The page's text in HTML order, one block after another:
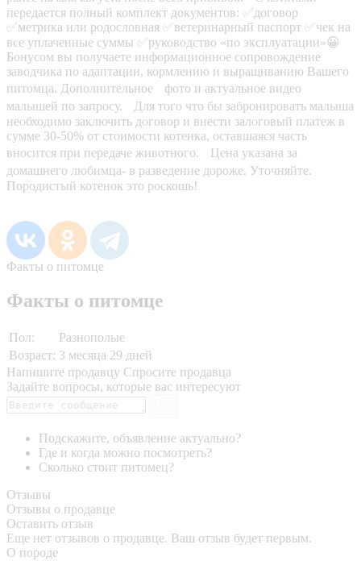
передается полный комплект документов: ✅договор
✅метрика или родословная ✅ветеринарный паспорт ✅чек на
все уплаченные суммы ✅руководство «по эксплуатации»😀
Бонусом вы получаете информационное сопровождение
заводчика по адаптации, кормлению и выращиванию Вашего
питомца. Дополнительное фото и актуальное видео
малышей по запросу. Для того что бы забронировать малыша
необходимо заключить договор и внести залоговый платеж в
сумме 30-50% от стоимости котенка, оставшаяся часть
вносится при передаче животного. Цена указана за
домашнего любимца- в разведение дороже. Уточняйте.
Породистый котенок это роскошь!
Факты о питомце
Факты о питомце
Пол:
Разнополые
Возраст: 3 месяца 29 дней
Напишите продавцу Спросите продавца
Задайте вопросы, которые вас интересуют
Подскажите, объявление актуально?
Где и когда можно посмотреть?
Сколько стоит питомец?
Отзывы
Отзывы о продавце
Оставить отзыв
Еще нет отзывов о продавце. Ваш отзыв будет первым.
О породе